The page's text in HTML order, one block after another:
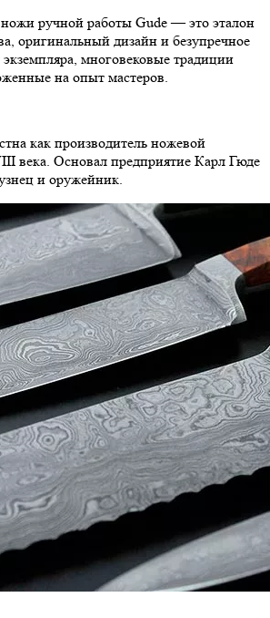
ручной работы Gude — это эталон
оригинальный дизайн и безупречное
многовековые традиции
на опыт мастеров.
как производитель ножевой
века. Основал предприятие Карл Гюде
и оружейник.